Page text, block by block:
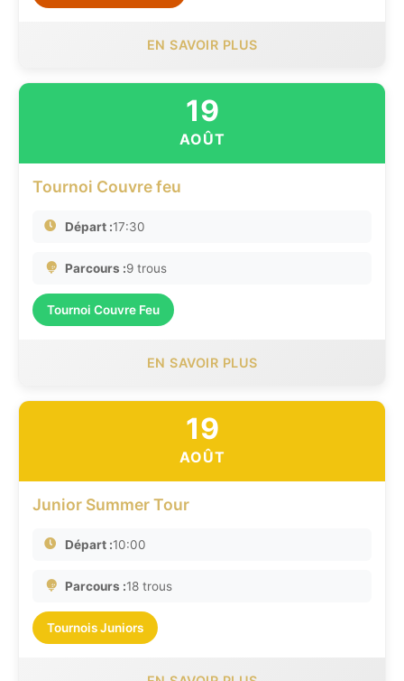
EN SAVOIR PLUS
19
AOÛT
Tournoi Couvre feu
Départ :17:30
Parcours :9 trous
Tournoi Couvre Feu
EN SAVOIR PLUS
19
AOÛT
Junior Summer Tour
Départ :10:00
Parcours :18 trous
Tournois Juniors